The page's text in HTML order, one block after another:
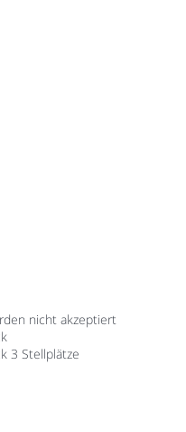
nicht akzeptiert
3 Stellplätze